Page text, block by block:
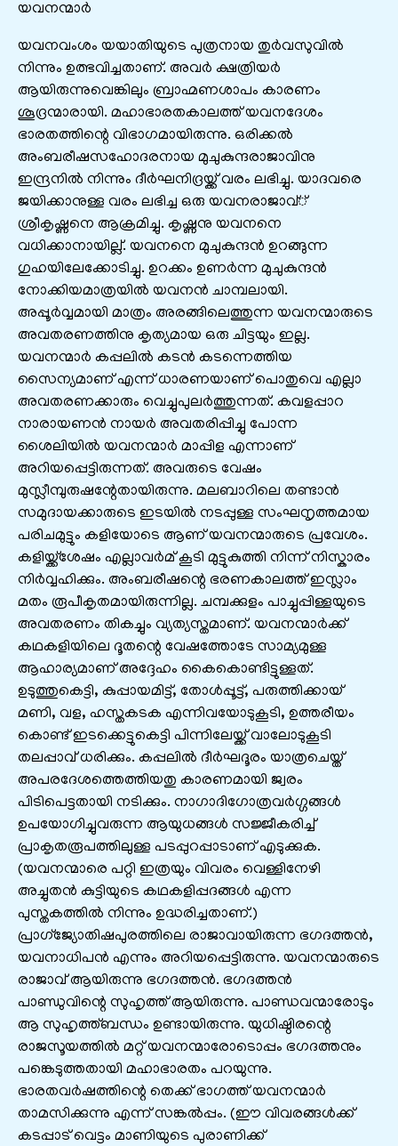
യവനന്മാർ
യവനവംശം യയാതിയുടെ പുത്രനായ തുർവസുവിൽ
നിന്നും ഉത്ഭവിച്ചതാണ്. അവർ ക്ഷത്രിയർ
ആയിരുന്നുവെങ്കിലും ബ്രാഹ്മണശാപം കാരണം
ശൂദ്രന്മാരായി. മഹാഭാരതകാലത്ത് യവനദേശം
ഭാരതത്തിന്റെ വിഭാഗമായിരുന്നു. ഒരിക്കൽ
അംബരീഷസഹോദരനായ മുചുകുന്ദരാജാവിനു
ഇന്ദ്രനിൽ നിന്നും ദീർഘനിദ്രയ്ക്ക് വരം ലഭിച്ചു. യാദവരെ
ജയിക്കാനുള്ള വരം ലഭിച്ച ഒരു യവനരാജാവ്്
ശ്രീകൃഷ്ണനെ ആക്രമിച്ചു. കൃഷ്ണനു യവനനെ
വധിക്കാനായില്ല്. യവനനെ മുചുകുന്ദൻ ഉറങ്ങുന്ന
ഗുഹയിലേക്കോടിച്ചു. ഉറക്കം ഉണർന്ന മുചുകുന്ദൻ
നോക്കിയമാത്രയിൽ യവനൻ ചാമ്പലായി.
അപ്പൂർവ്വമായി മാത്രം അരങ്ങിലെത്തുന്ന യവനന്മാരുടെ
അവതരണത്തിനു കൃത്യമായ ഒരു ചിട്ടയും ഇല്ല.
യവനന്മാർ കപ്പലിൽ കടൻ കടന്നെത്തിയ
സൈന്യമാണ് എന്ന് ധാരണയാണ് പൊതുവെ എല്ലാ
അവതരണക്കാരും വെച്ചുപുലർത്തുന്നത്. കവളപ്പാറ
നാരായണൻ നായർ അവതരിപ്പിച്ചു പോന്ന
ശൈലിയിൽ യവനന്മാർ മാപ്പിള എന്നാണ്
അറിയപ്പെട്ടിരുന്നത്. അവരുടെ വേഷം
മുസ്ലീമ്പുരുഷന്റേതായിരുന്നു. മലബാറിലെ തണ്ടാൻ
സമുദായക്കാരുടെ ഇടയിൽ നടപ്പുള്ള സംഘനൃത്തമായ
പരിചമുട്ടും കളിയോടെ ആണ് യവനന്മാരുടെ പ്രവേശം.
കളിയ്ക്ക്ശേഷം എല്ലാവർമ് കൂടി മുട്ടുകുത്തി നിന്ന് നിസ്കാരം
നിർവ്വഹിക്കും. അംബരീഷന്റെ ഭരണകാലത്ത് ഇസ്ലാം
മതം രൂപീകൃതമായിരുന്നില്ല. ചമ്പക്കുളം പാച്ചുപ്പിള്ളയുടെ
അവതരണം തികച്ചും വ്യത്യസ്തമാണ്. യവനന്മാർക്ക്
കഥകളിയിലെ ദൂതന്റെ വേഷത്തോടേ സാമ്യമുള്ള
ആഹാര്യമാണ് അദ്ദേഹം കൈകൊണ്ടിട്ടുള്ളത്.
ഉടുത്തുകെട്ടി, കുപ്പായമിട്ട്, തോൾപ്പൂട്ട്, പരുത്തിക്കായ്
മണി, വള, ഹസ്തകടക എന്നിവയോടുകൂടി, ഉത്തരീയം
കൊണ്ട് ഇടക്കെട്ടുകെട്ടി പിന്നിലേയ്ക്ക് വാലോടുകൂടി
തലപ്പാവ് ധരിക്കും. കപ്പലിൽ ദീർഘദൂരം യാത്രചെയ്ത്
അപരദേശത്തെത്തിയതു കാരണമായി ജ്വരം
പിടിപെട്ടതായി നടിക്കും. നാഗാദിഗോത്രവർഗ്ഗങ്ങൾ
ഉപയോഗിച്ചുവരുന്ന ആയുധങ്ങൾ സജ്ജീകരിച്ച്
പ്രാകൃതരൂപത്തിലുള്ള പടപ്പുറപ്പാടാണ് എടുക്കുക.
(യവനന്മാരെ പറ്റി ഇത്രയും വിവരം വെള്ളിനേഴി
അച്ചുതൻ കുട്ടിയുടെ കഥകളിപ്പദങ്ങൾ എന്ന
പുസ്തകത്തിൽ നിന്നും ഉദ്ധരിച്ചതാണ്.)
പ്രാഗ്‌ജ്യോതിഷപുരത്തിലെ രാജാവായിരുന്ന ഭഗദത്തൻ,
യവനാധിപൻ എന്നും അറിയപ്പെട്ടിരുന്നു. യവനന്മാരുടെ
രാജാവ് ആയിരുന്നു ഭഗദത്തൻ. ഭഗദത്തൻ
പാണ്ഡുവിന്റെ സുഹൃത്ത് ആയിരുന്നു. പാണ്ഡവന്മാരോടും
ആ സുഹൃത്ത്ബന്ധം ഉണ്ടായിരുന്നു. യുധിഷ്ഠിരന്റെ
രാജസൂയത്തിൽ മറ്റ് യവനന്മാരോടൊപ്പം ഭഗദത്തനും
പങ്കെടുത്തതായി മഹാഭാരതം പറയുന്നു.
ഭാരതവർഷത്തിന്റെ തെക്ക് ഭാഗത്ത് യവനന്മാർ
താമസിക്കുന്നു എന്ന് സങ്കൽപ്പം. (ഈ വിവരങ്ങൾക്ക്
കടപ്പാട് വെട്ടം മാണിയുടെ പുരാണിക്ക്